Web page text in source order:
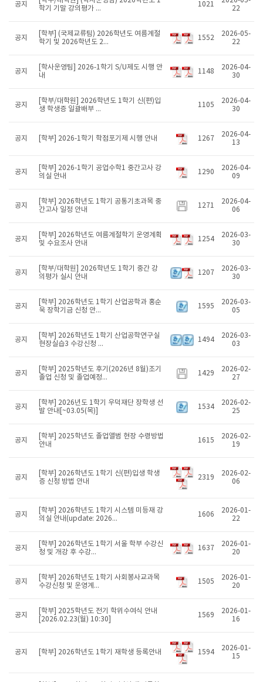
공지
학기 기말 강의평가 ...
1021
22
공지
[학부] (국제교류팀) 2026학년도 여름계절
학기 및 2026학년도 2...
1552
2026-05-
22
공지
[학사운영팀] 2026-1학기 S/U제도 시행 안
내
1148
2026-04-
30
공지
[학부/대학원] 2026학년도 1학기 신(편)입
생 학생증 일괄배부 ...
1105
2026-04-
30
공지 [학부] 2026-1학기 학점포기제 시행 안내 1267
2026-04-
13
공지
[학부] 2026-1학기 공업수학1 중간고사 강
의실 안내
1290
2026-04-
09
공지
[학부] 2026학년도 1학기 공통기초과목 중
간고사 일정 안내
1271
2026-04-
06
공지
[학부] 2026학년도 여름계절학기 운영계획
및 수요조사 안내
1254
2026-03-
30
공지
[학부/대학원] 2026학년도 1학기 중간 강
의평가 실시 안내
1207
2026-03-
30
공지
[학부] 2026학년도 1학기 산업공학과 홍순
욱 장학기금 신청 안...
1595
2026-03-
05
공지
[학부] 2026학년도 1학기 산업공학연구실
현장실습3 수강신청 ...
1494
2026-03-
03
공지
[학부] 2025학년도 후기(2026년 8월)조기
졸업 신청 및 졸업예정...
1429
2026-02-
27
공지
[학부] 2026년도 1학기 우덕재단 장학생 선
발 안내[~03.05(목)]
1534
2026-02-
25
공지
[학부] 2025학년도 졸업앨범 현장 수령방법
안내
1615
2026-02-
19
공지
[학부] 2026학년도 1학기 신(편)입생 학생
증 신청 방법 안내
2319
2026-02-
06
공지
[학부] 2026학년도 1학기 시스템 미등재 강
의실 안내(update: 2026...
1606
2026-01-
22
공지
[학부] 2026학년도 1학기 서울 학부 수강신
청 및 개강 후 수강...
1637
2026-01-
20
공지
[학부] 2026학년도 1학기 사회봉사교과목
수강신청 및 운영계...
1505
2026-01-
20
공지
[학부] 2025학년도 전기 학위수여식 안내
[2026.02.23(월) 10:30]
1569
2026-01-
16
공지 [학부] 2026학년도 1학기 재학생 등록안내 1594
2026-01-
15